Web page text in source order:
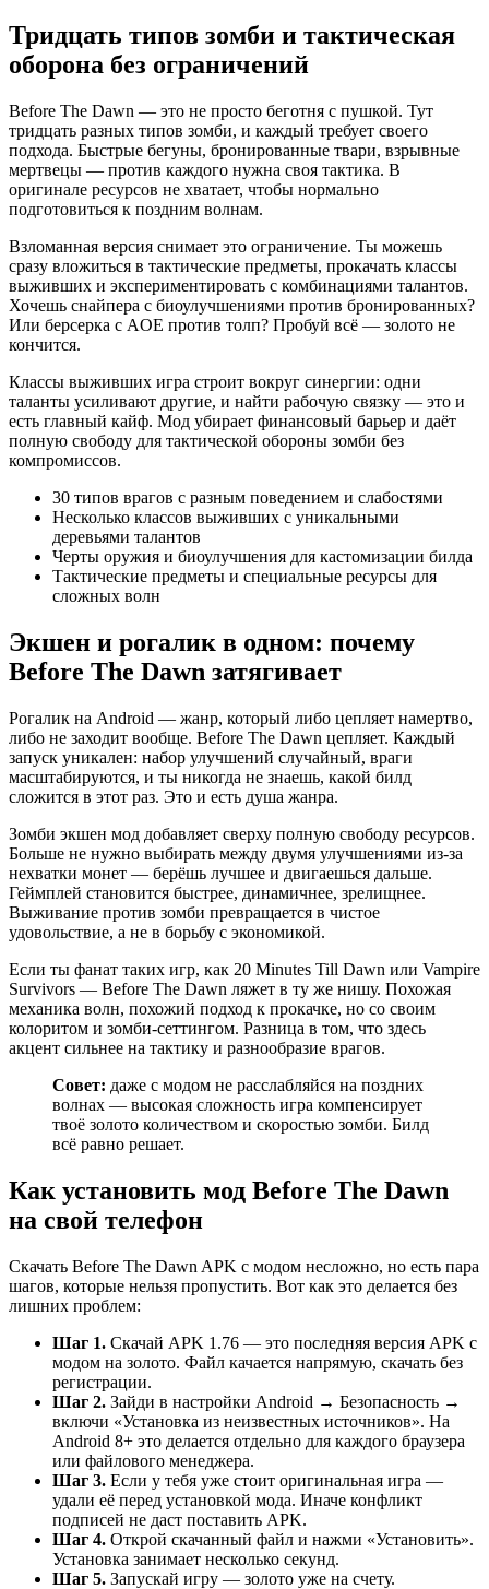
Тридцать типов зомби и тактическая
оборона без ограничений
Before The Dawn — это не просто беготня с пушкой. Тут
тридцать разных типов зомби, и каждый требует своего
подхода. Быстрые бегуны, бронированные твари, взрывные
мертвецы — против каждого нужна своя тактика. В
оригинале ресурсов не хватает, чтобы нормально
подготовиться к поздним волнам.
Взломанная версия снимает это ограничение. Ты можешь
сразу вложиться в тактические предметы, прокачать классы
выживших и экспериментировать с комбинациями талантов.
Хочешь снайпера с биоулучшениями против бронированных?
Или берсерка с AOE против толп? Пробуй всё — золото не
кончится.
Классы выживших игра строит вокруг синергии: одни
таланты усиливают другие, и найти рабочую связку — это и
есть главный кайф. Мод убирает финансовый барьер и даёт
полную свободу для тактической обороны зомби без
компромиссов.
30 типов врагов с разным поведением и слабостями
Несколько классов выживших с уникальными
деревьями талантов
Черты оружия и биоулучшения для кастомизации билда
Тактические предметы и специальные ресурсы для
сложных волн
Экшен и рогалик в одном: почему
Before The Dawn затягивает
Рогалик на Android — жанр, который либо цепляет намертво,
либо не заходит вообще. Before The Dawn цепляет. Каждый
запуск уникален: набор улучшений случайный, враги
масштабируются, и ты никогда не знаешь, какой билд
сложится в этот раз. Это и есть душа жанра.
Зомби экшен мод добавляет сверху полную свободу ресурсов.
Больше не нужно выбирать между двумя улучшениями из-за
нехватки монет — берёшь лучшее и двигаешься дальше.
Геймплей становится быстрее, динамичнее, зрелищнее.
Выживание против зомби превращается в чистое
удовольствие, а не в борьбу с экономикой.
Если ты фанат таких игр, как 20 Minutes Till Dawn или Vampire
Survivors — Before The Dawn ляжет в ту же нишу. Похожая
механика волн, похожий подход к прокачке, но со своим
колоритом и зомби-сеттингом. Разница в том, что здесь
акцент сильнее на тактику и разнообразие врагов.
Совет: даже с модом не расслабляйся на поздних
волнах — высокая сложность игра компенсирует
твоё золото количеством и скоростью зомби. Билд
всё равно решает.
Как установить мод Before The Dawn
на свой телефон
Скачать Before The Dawn APK с модом несложно, но есть пара
шагов, которые нельзя пропустить. Вот как это делается без
лишних проблем:
Шаг 1. Скачай APK 1.76 — это последняя версия APK с
модом на золото. Файл качается напрямую, скачать без
регистрации.
Шаг 2. Зайди в настройки Android → Безопасность →
включи «Установка из неизвестных источников». На
Android 8+ это делается отдельно для каждого браузера
или файлового менеджера.
Шаг 3. Если у тебя уже стоит оригинальная игра —
удали её перед установкой мода. Иначе конфликт
подписей не даст поставить APK.
Шаг 4. Открой скачанный файл и нажми «Установить».
Установка занимает несколько секунд.
Шаг 5. Запускай игру — золото уже на счету.